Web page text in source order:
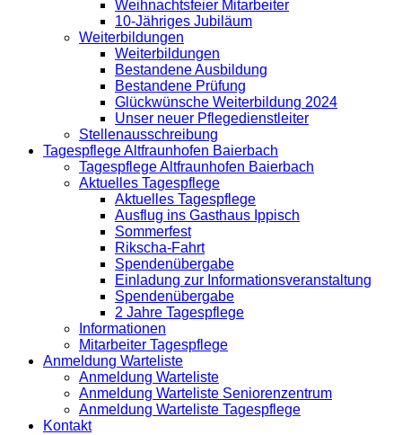
Weihnachtsfeier Mitarbeiter
10-Jähriges Jubiläum
Weiterbildungen
Weiterbildungen
Bestandene Ausbildung
Bestandene Prüfung
Glückwünsche Weiterbildung 2024
Unser neuer Pflegedienstleiter
Stellenausschreibung
Tagespflege Altfraunhofen Baierbach
Tagespflege Altfraunhofen Baierbach
Aktuelles Tagespflege
Aktuelles Tagespflege
Ausflug ins Gasthaus Ippisch
Sommerfest
Rikscha-Fahrt
Spendenübergabe
Einladung zur Informationsveranstaltung
Spendenübergabe
2 Jahre Tagespflege
Informationen
Mitarbeiter Tagespflege
Anmeldung Warteliste
Anmeldung Warteliste
Anmeldung Warteliste Seniorenzentrum
Anmeldung Warteliste Tagespflege
Kontakt